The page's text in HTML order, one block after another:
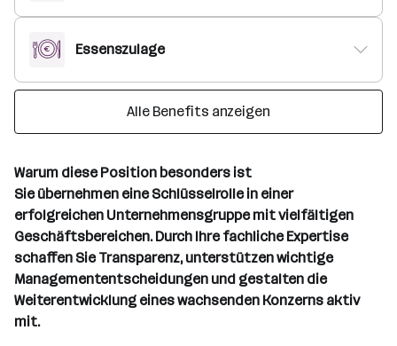
Essenszulage
Alle Benefits anzeigen
Warum diese Position besonders ist
Sie übernehmen eine Schlüsselrolle in einer
erfolgreichen Unternehmensgruppe mit vielfältigen
Geschäftsbereichen. Durch Ihre fachliche Expertise
schaffen Sie Transparenz, unterstützen wichtige
Managemententscheidungen und gestalten die
Weiterentwicklung eines wachsenden Konzerns aktiv
mit.